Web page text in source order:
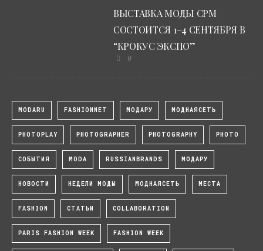
ВЫСТАВКА МОДЫ CPM
СОСТОИТСЯ 1–4 СЕНТЯБРЯ В
“КРОКУС ЭКСПО”
0
MODARU FASHIONNET МОДАРУ МОДНАЯСЕТЬ
PHOTOPLAY PHOTOGRAPHER PHOTOGRAPHY PHOTO
СОБЫТИЯ MODA RUSSIANBRANDS МОДАРУ
НОВОСТИ НЕДЕЛИ МОДЫ МОДНАЯСЕТЬ МЕСТА
FASHION СТАТЬИ COLLABORATION
PARIS FASHION WEEK FASHION WEEK